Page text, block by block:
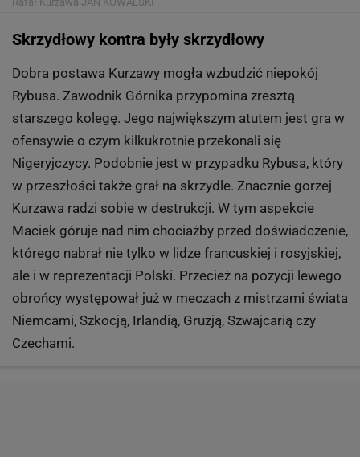
Skrzydłowy kontra były skrzydłowy
Dobra postawa Kurzawy mogła wzbudzić niepokój
Rybusa. Zawodnik Górnika przypomina zresztą
starszego kolegę. Jego największym atutem jest gra w
ofensywie o czym kilkukrotnie przekonali się
Nigeryjczycy. Podobnie jest w przypadku Rybusa, który
w przeszłości także grał na skrzydle. Znacznie gorzej
Kurzawa radzi sobie w destrukcji. W tym aspekcie
Maciek góruje nad nim chociażby przed doświadczenie,
którego nabrał nie tylko w lidze francuskiej i rosyjskiej,
ale i w reprezentacji Polski. Przecież na pozycji lewego
obrońcy występował już w meczach z mistrzami świata
Niemcami, Szkocją, Irlandią, Gruzją, Szwajcarią czy
Czechami.